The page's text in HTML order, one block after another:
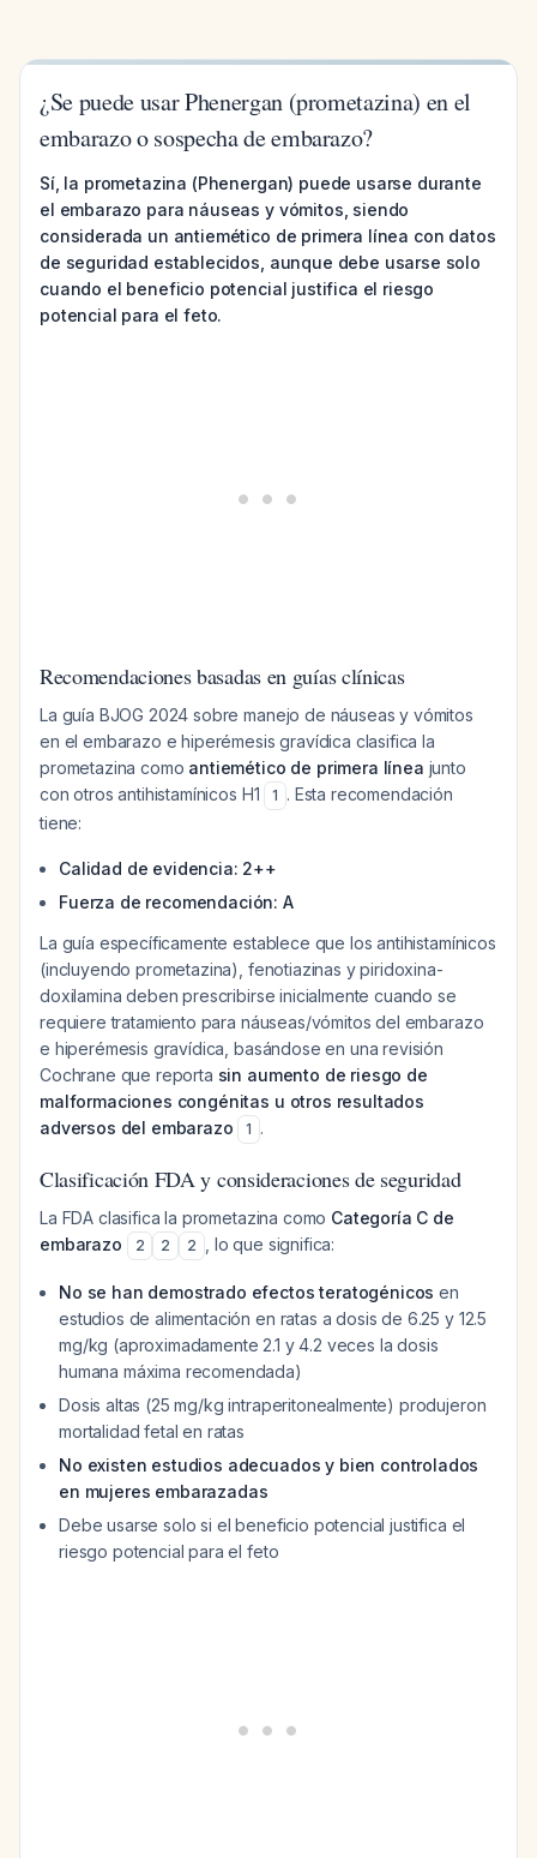
¿Se puede usar Phenergan (prometazina) en el
embarazo o sospecha de embarazo?
Sí, la prometazina (Phenergan) puede usarse durante
el embarazo para náuseas y vómitos, siendo
considerada un antiemético de primera línea con datos
de seguridad establecidos, aunque debe usarse solo
cuando el beneficio potencial justifica el riesgo
potencial para el feto.
Recomendaciones basadas en guías clínicas
La guía BJOG 2024 sobre manejo de náuseas y vómitos
en el embarazo e hiperémesis gravídica clasifica la
prometazina como antiemético de primera línea junto
con otros antihistamínicos H1
1 . Esta recomendación
tiene:
Calidad de evidencia: 2++
Fuerza de recomendación: A
La guía específicamente establece que los antihistamínicos
(incluyendo prometazina), fenotiazinas y piridoxina-
doxilamina deben prescribirse inicialmente cuando se
requiere tratamiento para náuseas/vómitos del embarazo
e hiperémesis gravídica, basándose en una revisión
Cochrane que reporta sin aumento de riesgo de
malformaciones congénitas u otros resultados
adversos del embarazo
1 .
Clasificación FDA y consideraciones de seguridad
La FDA clasifica la prometazina como Categoría C de
embarazo
2 2 2 , lo que significa:
No se han demostrado efectos teratogénicos en
estudios de alimentación en ratas a dosis de 6.25 y 12.5
mg/kg (aproximadamente 2.1 y 4.2 veces la dosis
humana máxima recomendada)
Dosis altas (25 mg/kg intraperitonealmente) produjeron
mortalidad fetal en ratas
No existen estudios adecuados y bien controlados
en mujeres embarazadas
Debe usarse solo si el beneficio potencial justifica el
riesgo potencial para el feto